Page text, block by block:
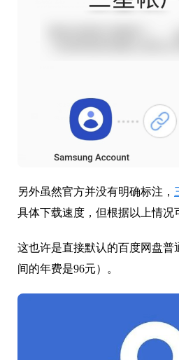
另外虽然官方并没有明确标注，
具体下载速度，但根据以上情况
这也许是直接默认的百度网盘普
间的年费是96元）。